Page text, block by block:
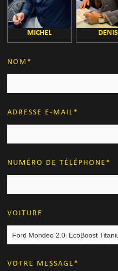
MICHEL DENIS
NOM
ADRESSE E-MAIL
NUMÉRO DE TÉLÉPHONE
VOITURE
VOTRE MESSAGE